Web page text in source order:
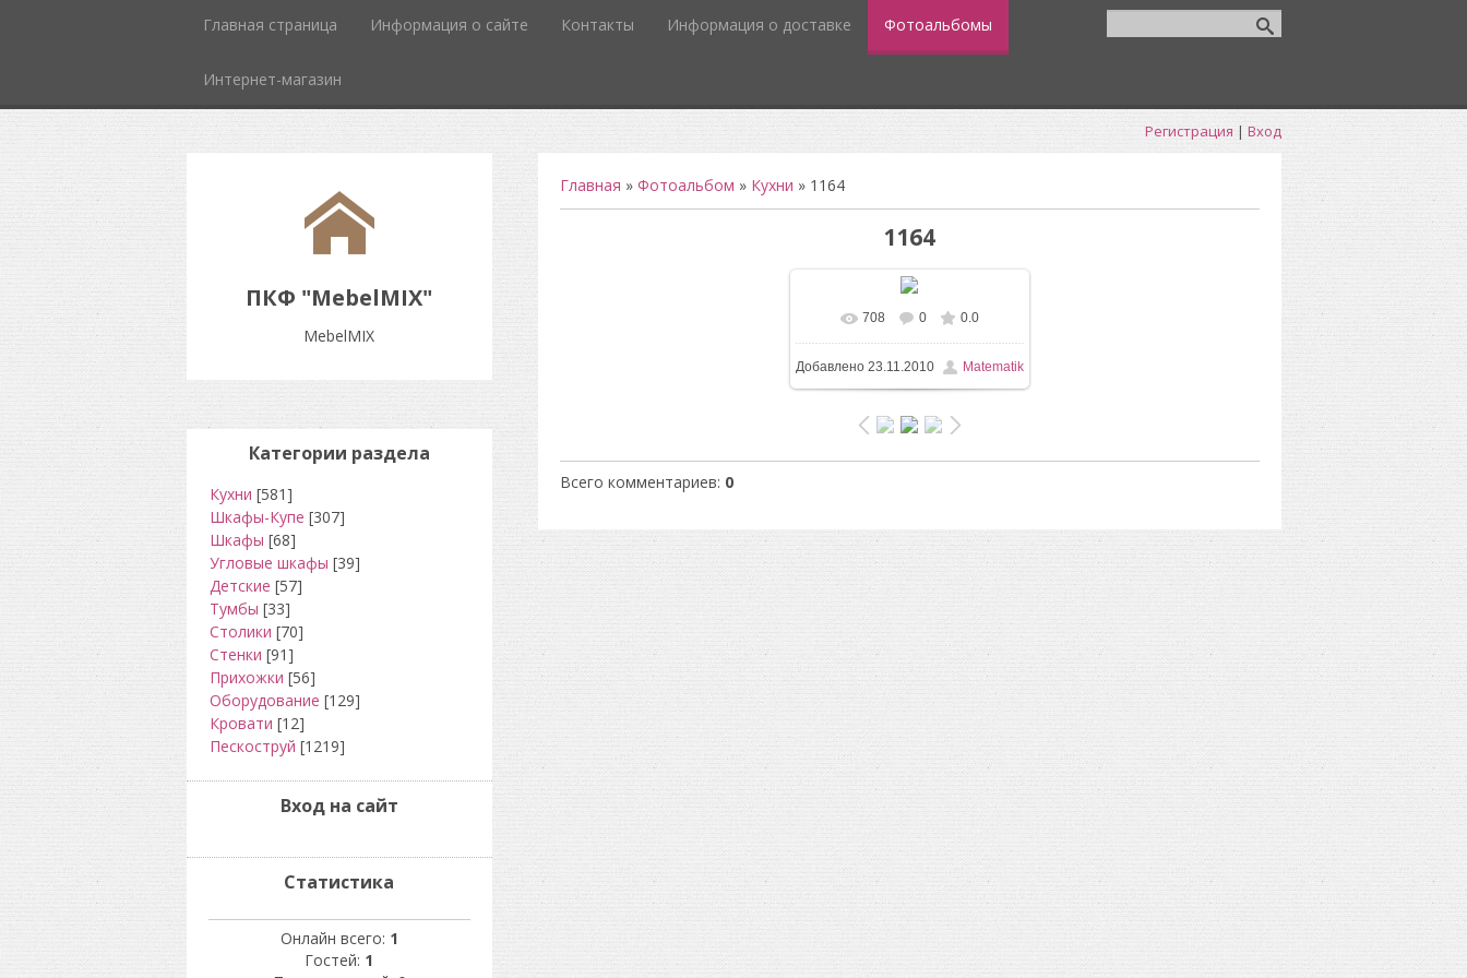
Главная страница Информация о сайте Контакты Информация о доставке Фотоальбомы
Интернет-магазин
Регистрация | Вход
ПКФ "MebelMIX"
MebelMIX
Главная » Фотоальбом » Кухни » 1164
1164
708 0 0.0
Добавлено23.11.2010 Matematik
Всего комментариев: 0
Категории раздела
Кухни [581]
Шкафы-Купе [307]
Шкафы [68]
Угловые шкафы [39]
Детские [57]
Тумбы [33]
Столики [70]
Стенки [91]
Прихожки [56]
Оборудование [129]
Кровати [12]
Пескоструй [1219]
Вход на сайт
Статистика
Онлайн всего: 1
Гостей: 1